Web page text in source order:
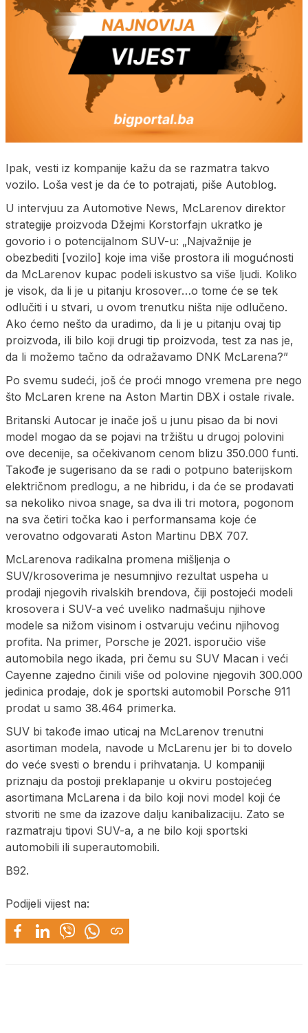
Ipak, vesti iz kompanije kažu da se razmatra takvo
vozilo. Loša vest je da će to potrajati, piše Autoblog.
U intervjuu za Automotive News, McLarenov direktor
strategije proizvoda Džejmi Korstorfajn ukratko je
govorio i o potencijalnom SUV-u: „Najvažnije je
obezbediti [vozilo] koje ima više prostora ili mogućnosti
da McLarenov kupac podeli iskustvo sa više ljudi. Koliko
je visok, da li je u pitanju krosover…o tome će se tek
odlučiti i u stvari, u ovom trenutku ništa nije odlučeno.
Ako ćemo nešto da uradimo, da li je u pitanju ovaj tip
proizvoda, ili bilo koji drugi tip proizvoda, test za nas je,
da li možemo tačno da odražavamo DNK McLarena?”
Po svemu sudeći, još će proći mnogo vremena pre nego
što McLaren krene na Aston Martin DBX i ostale rivale.
Britanski Autocar je inače još u junu pisao da bi novi
model mogao da se pojavi na tržištu u drugoj polovini
ove decenije, sa očekivanom cenom blizu 350.000 funti.
Takođe je sugerisano da se radi o potpuno baterijskom
električnom predlogu, a ne hibridu, i da će se prodavati
sa nekoliko nivoa snage, sa dva ili tri motora, pogonom
na sva četiri točka kao i performansama koje će
verovatno odgovarati Aston Martinu DBX 707.
McLarenova radikalna promena mišljenja o
SUV/krosoverima je nesumnjivo rezultat uspeha u
prodaji njegovih rivalskih brendova, čiji postojeći modeli
krosovera i SUV-a već uveliko nadmašuju njihove
modele sa nižom visinom i ostvaruju većinu njihovog
profita. Na primer, Porsche je 2021. isporučio više
automobila nego ikada, pri čemu su SUV Macan i veći
Cayenne zajedno činili više od polovine njegovih 300.000
jedinica prodaje, dok je sportski automobil Porsche 911
prodat u samo 38.464 primerka.
SUV bi takođe imao uticaj na McLarenov trenutni
asortiman modela, navode u McLarenu jer bi to dovelo
do veće svesti o brendu i prihvatanja. U kompaniji
priznaju da postoji preklapanje u okviru postojećeg
asortimana McLarena i da bilo koji novi model koji će
stvoriti ne sme da izazove dalju kanibalizaciju. Zato se
razmatraju tipovi SUV-a, a ne bilo koji sportski
automobili ili superautomobili.
B92.
Podijeli vijest na: